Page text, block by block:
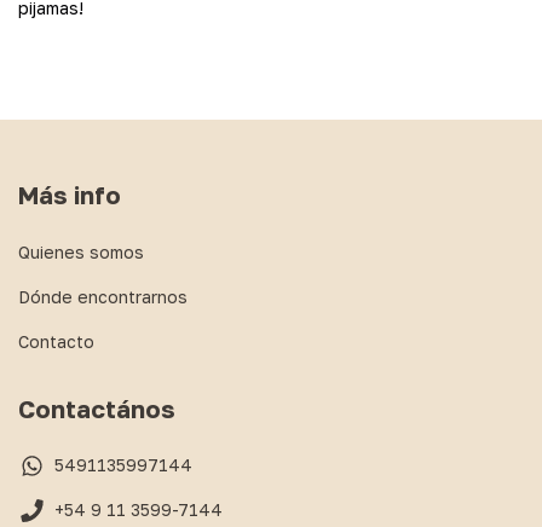
pijamas!
Más info
Quienes somos
Dónde encontrarnos
Contacto
Contactános
5491135997144
+54 9 11 3599-7144